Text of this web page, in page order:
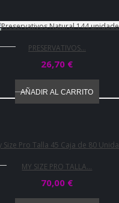
PRESERVATIVOS...
26,70 €
AÑADIR AL CARRITO
MY SIZE PRO TALLA...
70,00 €